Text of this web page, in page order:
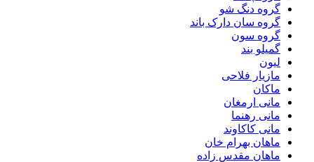
گروه دنگ شو
گروه سان دارک باند
گروه سون
گمیلو بند
لیون
مازیار فلاحی
ماکان
مانی ارمغان
مانی رهنما
مانی کاکاوند
ماهان بهرام خان
ماهان مقدس زاده